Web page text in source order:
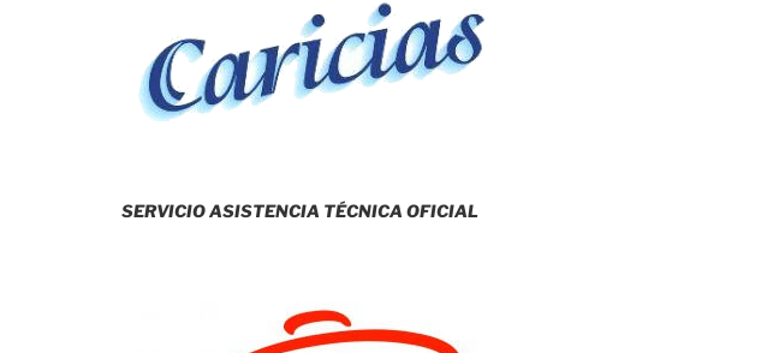
SERVICIO ASISTENCIA TÉCNICA OFICIAL